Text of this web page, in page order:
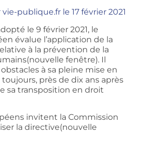
publique.fr le 17 février 2021
le 9 février 2021, le
évalue l’application de la
à la prévention de la
fenêtre). Il
à sa pleine mise en
près de dix ans après
sa transposition en droit
invitent la Commission
la directive(nouvelle